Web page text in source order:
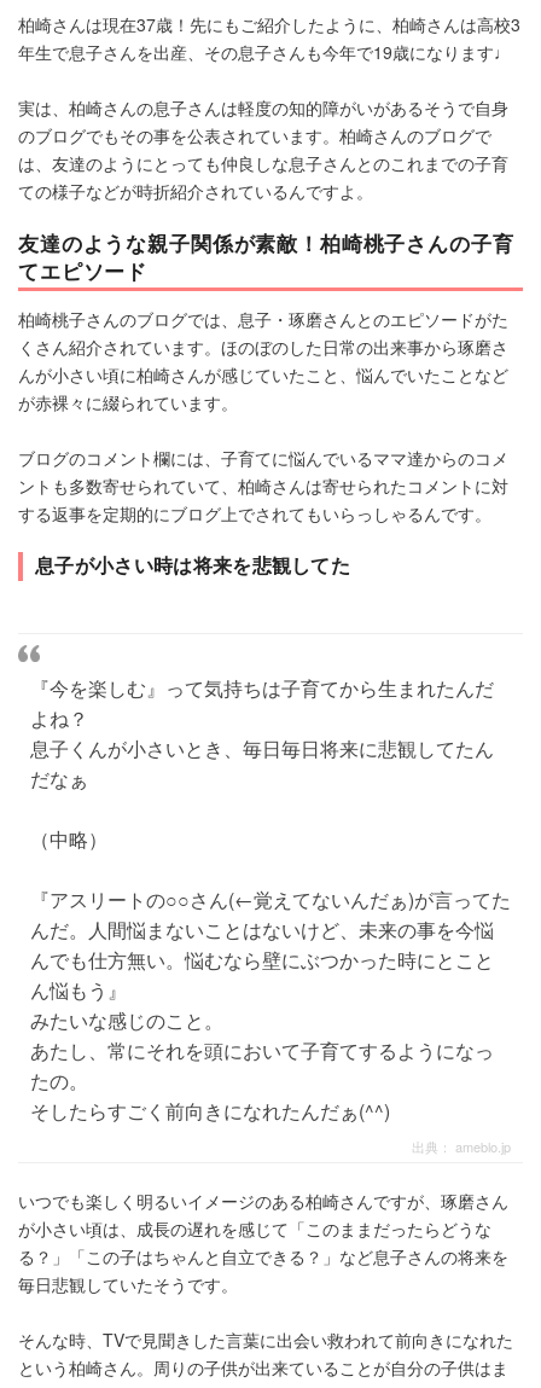
柏崎さんは現在37歳！先にもご紹介したように、柏崎さんは高校3
年生で息子さんを出産、その息子さんも今年で19歳になります♩
実は、柏崎さんの息子さんは軽度の知的障がいがあるそうで自身
のブログでもその事を公表されています。柏崎さんのブログで
は、友達のようにとっても仲良しな息子さんとのこれまでの子育
ての様子などが時折紹介されているんですよ。
友達のような親子関係が素敵！柏崎桃子さんの子育
てエピソード
柏崎桃子さんのブログでは、息子・琢磨さんとのエピソードがた
くさん紹介されています。ほのぼのした日常の出来事から琢磨さ
んが小さい頃に柏崎さんが感じていたこと、悩んでいたことなど
が赤裸々に綴られています。
ブログのコメント欄には、子育てに悩んでいるママ達からのコメ
ントも多数寄せられていて、柏崎さんは寄せられたコメントに対
する返事を定期的にブログ上でされてもいらっしゃるんです。
息子が小さい時は将来を悲観してた
『今を楽しむ』って気持ちは子育てから生まれたんだ
よね？
息子くんが小さいとき、毎日毎日将来に悲観してたん
だなぁ
（中略）
『アスリートの○○さん(←覚えてないんだぁ)が言ってた
んだ。人間悩まないことはないけど、未来の事を今悩
んでも仕方無い。悩むなら壁にぶつかった時にとこと
ん悩もう』
みたいな感じのこと。
あたし、常にそれを頭において子育てするようになっ
たの。
そしたらすごく前向きになれたんだぁ(^^)
出典： ameblo.jp
いつでも楽しく明るいイメージのある柏崎さんですが、琢磨さん
が小さい頃は、成長の遅れを感じて「このままだったらどうな
る？」「この子はちゃんと自立できる？」など息子さんの将来を
毎日悲観していたそうです。
そんな時、TVで見聞きした言葉に出会い救われて前向きになれた
という柏崎さん。周りの子供が出来ていることが自分の子供はま